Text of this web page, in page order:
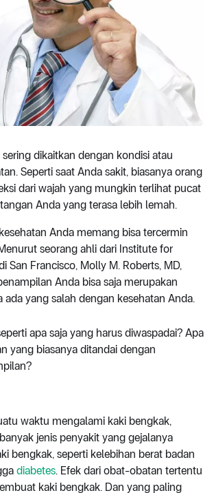
dikaitkan dengan kondisi atau
Seperti saat Anda sakit, biasanya orang
dari wajah yang mungkin terlihat pucat
Anda yang terasa lebih lemah.
Anda memang bisa tercermin
seorang ahli dari Institute for
San Francisco, Molly M. Roberts, MD,
Anda bisa saja merupakan
ada yang salah dengan kesehatan Anda.
apa saja yang harus diwaspadai? Apa
yang biasanya ditandai dengan
waktu mengalami kaki bengkak,
jenis penyakit yang gejalanya
bengkak, seperti kelebihan berat badan
diabetes. Efek dari obat-obatan tertentu
kaki bengkak. Dan yang paling